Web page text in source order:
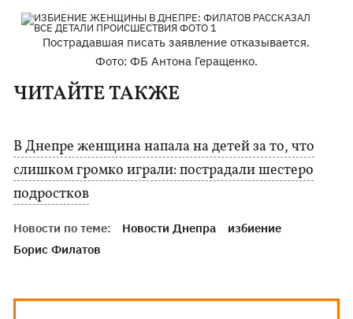
Пострадавшая писать заявление отказывается.
Фото: ФБ Антона Геращенко.
ЧИТАЙТЕ ТАКЖЕ
В Днепре женщина напала на детей за то, что
слишком громко играли: пострадали шестеро
подростков
Новости по теме: Новости Днепра
избиение
Борис Филатов